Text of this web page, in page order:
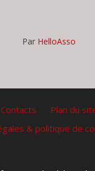
Par HelloAsso
Contacts
Plan du
& politique de